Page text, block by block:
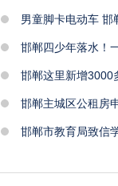
男童脚卡电动车 邯
邯郸四少年落水！
邯郸这里新增3000
邯郸主城区公租房
邯郸市教育局致信